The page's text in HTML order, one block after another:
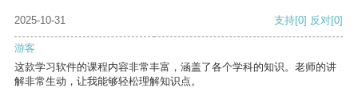
2025-10-31 支持[0] 反对[0]
游客
这款学习软件的课程内容非常丰富，涵盖了各个学科的知识。老师的讲
解非常生动，让我能够轻松理解知识点。